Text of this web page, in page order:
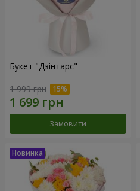
Букет "Дзінтарс"
1 999 грн
Замовити